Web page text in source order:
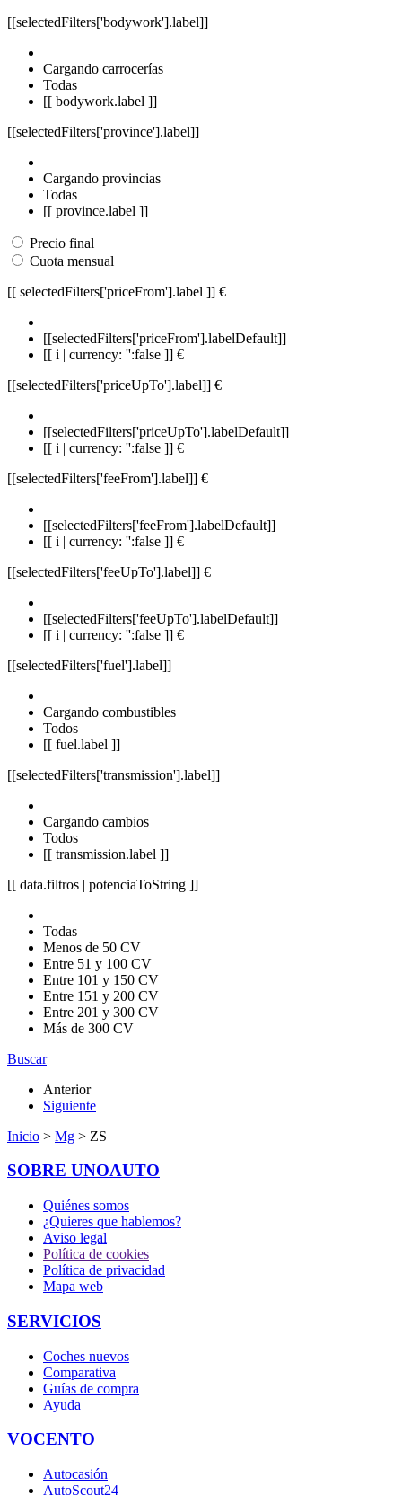
[[selectedFilters['bodywork'].label]]
Cargando carrocerías
Todas
[[ bodywork.label ]]
[[selectedFilters['province'].label]]
Cargando provincias
Todas
[[ province.label ]]
Precio final
Cuota mensual
[[ selectedFilters['priceFrom'].label ]] €
[[selectedFilters['priceFrom'].labelDefault]]
[[ i | currency: '':false ]] €
[[selectedFilters['priceUpTo'].label]] €
[[selectedFilters['priceUpTo'].labelDefault]]
[[ i | currency: '':false ]] €
[[selectedFilters['feeFrom'].label]] €
[[selectedFilters['feeFrom'].labelDefault]]
[[ i | currency: '':false ]] €
[[selectedFilters['feeUpTo'].label]] €
[[selectedFilters['feeUpTo'].labelDefault]]
[[ i | currency: '':false ]] €
[[selectedFilters['fuel'].label]]
Cargando combustibles
Todos
[[ fuel.label ]]
[[selectedFilters['transmission'].label]]
Cargando cambios
Todos
[[ transmission.label ]]
[[ data.filtros | potenciaToString ]]
Todas
Menos de 50 CV
Entre 51 y 100 CV
Entre 101 y 150 CV
Entre 151 y 200 CV
Entre 201 y 300 CV
Más de 300 CV
Buscar
Anterior
Siguiente
Inicio > Mg > ZS
SOBRE UNOAUTO
Quiénes somos
¿Quieres que hablemos?
Aviso legal
Política de cookies
Política de privacidad
Mapa web
SERVICIOS
Coches nuevos
Comparativa
Guías de compra
Ayuda
VOCENTO
Autocasión
AutoScout24